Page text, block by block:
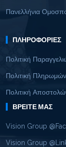
Πανελλήνια
ΠΛΗΡΟΦΟΡΊΕΣ
Πολιτική
Πολιτική Πληρωμών
Πολιτική
ΒΡΕΊΤΕ ΜΑΣ
Vision Group
Vision Group